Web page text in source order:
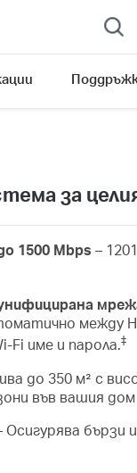
за
1500 Mbps –
между
Fi име и парола.‡
до 350 м² с
във вашия дом
Осигурява бързи